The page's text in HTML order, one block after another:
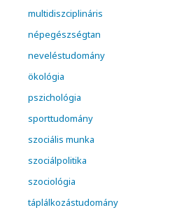
multidiszciplináris
népegészségtan
neveléstudomány
ökológia
pszichológia
sporttudomány
szociális munka
szociálpolitika
szociológia
táplálkozástudomány